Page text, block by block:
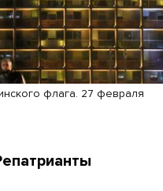
флага. 27 февраля